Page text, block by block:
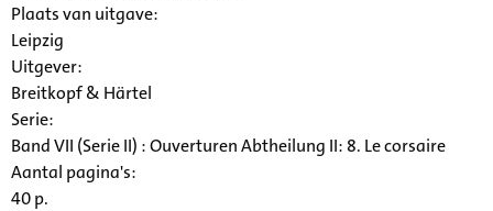
Plaats van uitgave:
Leipzig
Uitgever:
Breitkopf & Härtel
Serie:
Band VII (Serie II) : Ouverturen Abtheilung II: 8. Le corsaire
Aantal pagina's:
40 p.